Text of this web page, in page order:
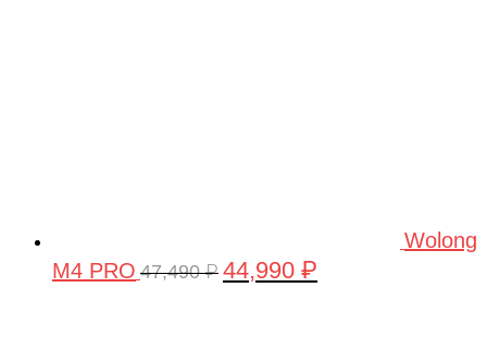
Wolong
M4 PRO 47,490₽ Первоначальная
44,990 ₽